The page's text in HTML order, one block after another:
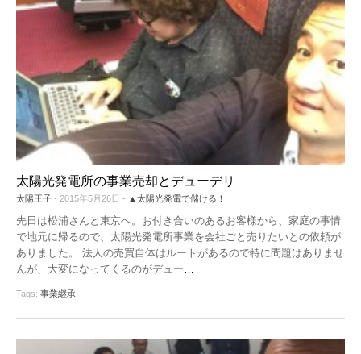
太陽光発電所の事業売却とデューデリ
太陽王子 - 2015年5月26日 - ▲太陽光発電で儲ける！
先日は松浦さんと東京へ。お付き合いのあるお客様から、家庭の事情
で地元に帰るので、太陽光発電所事業を会社ごと売りたいとの依頼が
ありました。 法人の売買自体はルートがあるので特に問題はありませ
んが、大変になってくるのがデュー
Tags: 事業継承